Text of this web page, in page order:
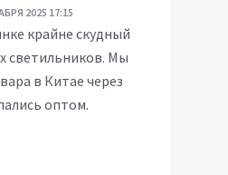
2025 17:15
крайне скудный
светильников. Мы
в Китае через
оптом.